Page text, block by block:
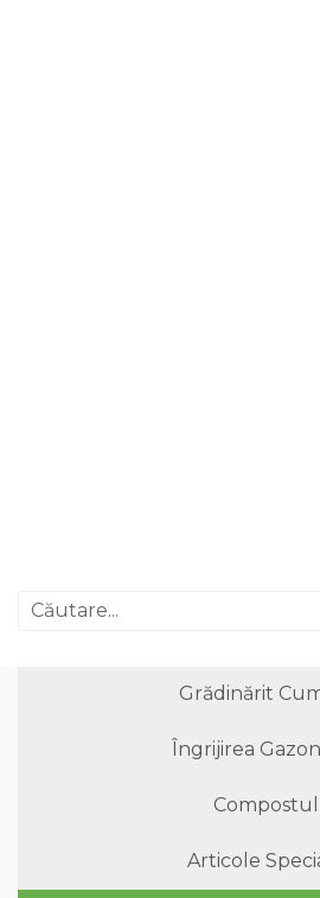
Grădinărit
Îngrijirea
Compostul
Articole